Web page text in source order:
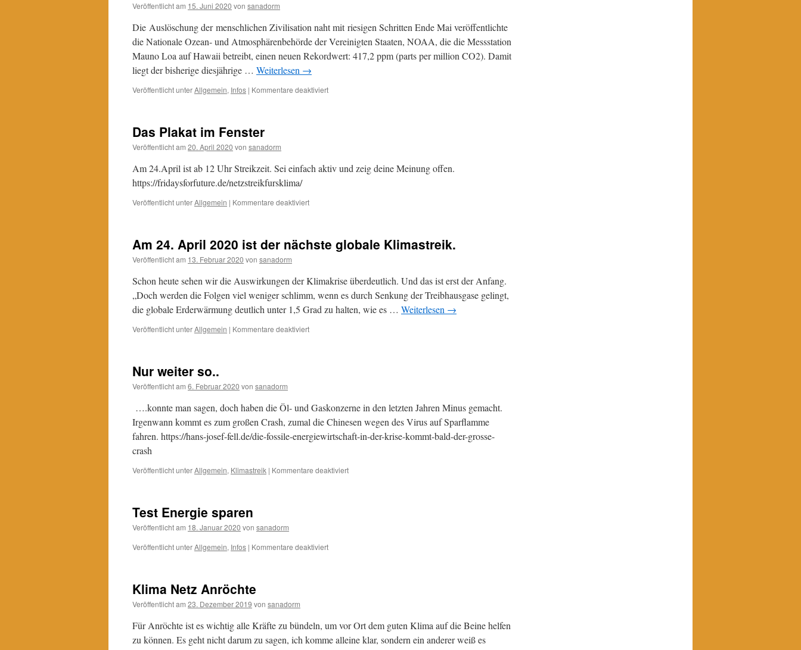
verändert.
Veröffentlicht am 15. Juni 2020 von sanadorm
Die Auslöschung der menschlichen Zivilisation naht mit riesigen Schritten Ende Mai veröffentlichte
die Nationale Ozean- und Atmosphärenbehörde der Vereinigten Staaten, NOAA, die die Messstation
Mauno Loa auf Hawaii betreibt, einen neuen Rekordwert: 417,2 ppm (parts per million CO2). Damit
liegt der bisherige diesjährige … Weiterlesen →
Veröffentlicht unterAllgemein, Infos | Kommentare deaktiviertfür
Das Plakat im Fenster
Veröffentlicht am 20. April 2020 von sanadorm
Am 24.April ist ab 12 Uhr Streikzeit. Sei einfach aktiv und zeig deine Meinung offen.
https://fridaysforfuture.de/netzstreikfursklima/
Veröffentlicht unterAllgemein | Kommentare deaktiviertfür
Fenster
Am 24. April 2020 ist der nächste globale Klimastreik.
Veröffentlicht am 13. Februar 2020 von sanadorm
Schon heute sehen wir die Auswirkungen der Klimakrise überdeutlich. Und das ist erst der Anfang.
„Doch werden die Folgen viel weniger schlimm, wenn es durch Senkung der Treibhausgase gelingt,
die globale Erderwärmung deutlich unter 1,5 Grad zu halten, wie es … Weiterlesen →
Veröffentlicht unterAllgemein | Kommentare deaktiviertfür
nächste
globale
Klimastreik.
Nur weiter so..
Veröffentlicht am 6. Februar 2020 von sanadorm
….konnte man sagen, doch haben die Öl- und Gaskonzerne in den letzten Jahren Minus gemacht.
Irgenwann kommt es zum großen Crash, zumal die Chinesen wegen des Virus auf Sparflamme
fahren. https://hans-josef-fell.de/die-fossile-energiewirtschaft-in-der-krise-kommt-bald-der-grosse-
crash
Veröffentlicht unterAllgemein, Klimastreik | Kommentare deaktiviertfür
Test Energie sparen
Veröffentlicht am 18. Januar 2020 von sanadorm
Veröffentlicht unterAllgemein, Infos | Kommentare deaktiviertfür
Klima Netz Anröchte
Veröffentlicht am 23. Dezember 2019 von sanadorm
Für Anröchte ist es wichtig alle Kräfte zu bündeln, um vor Ort dem guten Klima auf die Beine helfen
zu können. Es geht nicht darum zu sagen, ich komme alleine klar, sondern ein anderer weiß es